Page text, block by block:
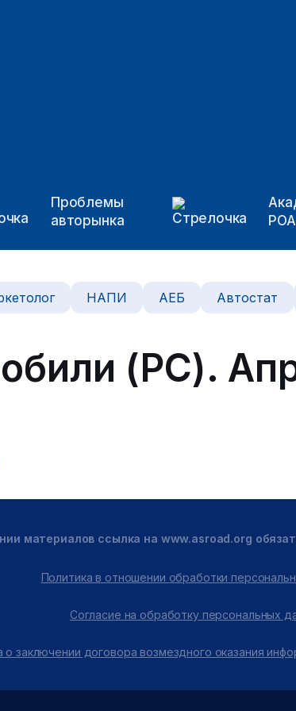
Проблемы
авторынка
НАПИ АЕБ Автостат
(PC).
материалов ссылка на www.asroad.org
Политика в отношении обработки
Согласие на обработку персональных
о заключении договора возмездного оказания